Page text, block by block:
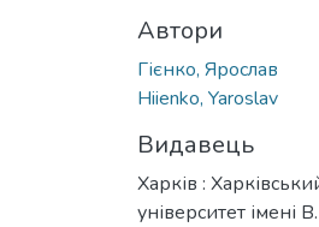
Автори
Гієнко, Ярослав
Hiienko, Yaroslav
Видавець
Харків :
університет імені